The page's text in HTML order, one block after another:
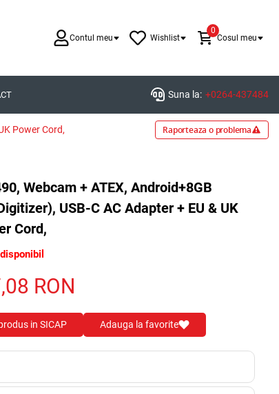
Contul meu Wishlist
0
Cosul meu
Suna la: +0264-437484
Power Cord, Raporteaza o problema
Webcam + ATEX, Android+8GB
USB-C AC Adapter + EU & UK
Cord,
RON
in SICAP Adauga la favorite